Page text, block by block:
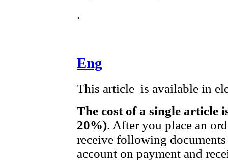
.
Eng
This article is available in
The cost of a single article
20%). After you place an
receive following
account on payment and